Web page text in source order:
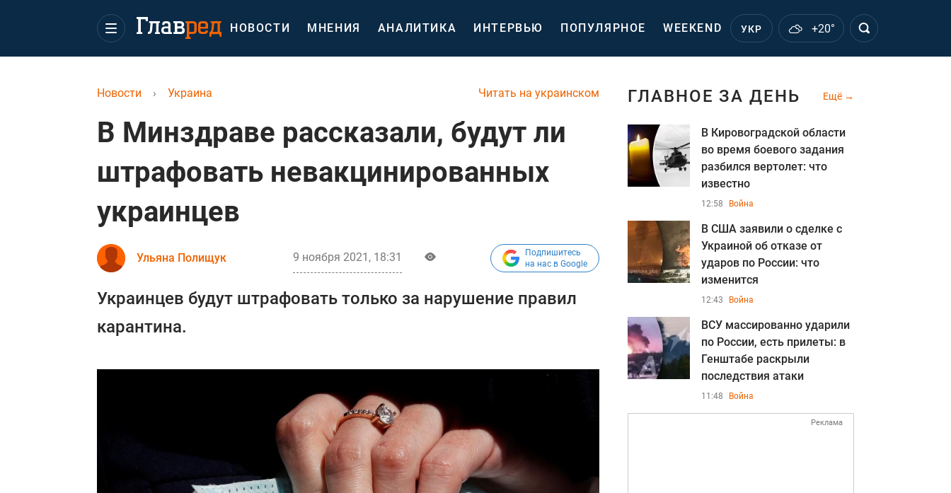
НОВОСТИ МНЕНИЯ АНАЛИТИКА ИНТЕРВЬЮ ПОПУЛЯРНОЕ WEEKEND УКР +20°
Читать на украинском
Новости › Украина
В Минздраве рассказали, будут ли
штрафовать невакцинированных
украинцев
Ульяна Полищук 9 ноября 2021, 18:31
Подпишитесь
на нас в Google
Украинцев будут штрафовать только за нарушение правил
карантина.
ГЛАВНОЕ ЗА ДЕНЬ Ещё
В Кировоградской области
во время боевого задания
разбился вертолет: что
известно
12:58 Война
В США заявили о сделке с
Украиной об отказе от
ударов по России: что
изменится
12:43 Война
ВСУ массированно ударили
по России, есть прилеты: в
Генштабе раскрыли
последствия атаки
11:48 Война
Реклама